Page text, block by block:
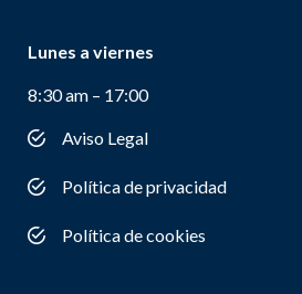
Lunes a viernes
8:30 am – 17:00
Aviso Legal
Política de privacidad
Política de cookies